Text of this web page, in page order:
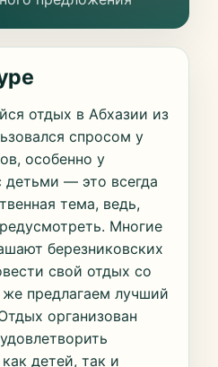
отдых в Абхазии из
спросом у
особенно у
— это всегда
тема, ведь,
Многие
березниковских
свой отдых со
предлагаем лучший
организован
детей, так и